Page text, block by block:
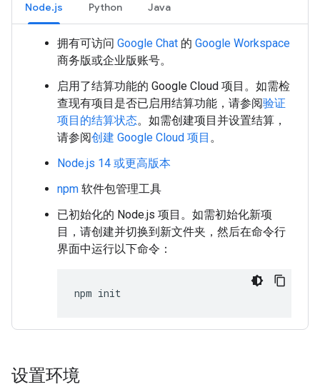
Node.js Python Java
拥有可访问 Google Chat 的 Google Workspace
商务版或企业版账号。
启用了结算功能的 Google Cloud 项目。如需检
查现有项目是否已启用结算功能，请参阅验证
项目的结算状态。如需创建项目并设置结算，
请参阅创建 Google Cloud 项目 。
Node.js 14 或更高版本
npm 软件包管理工具
已初始化的 Node.js 项目。如需初始化新项
目，请创建并切换到新文件夹，然后在命令行
界面中运行以下命令：
npm init
设置环境